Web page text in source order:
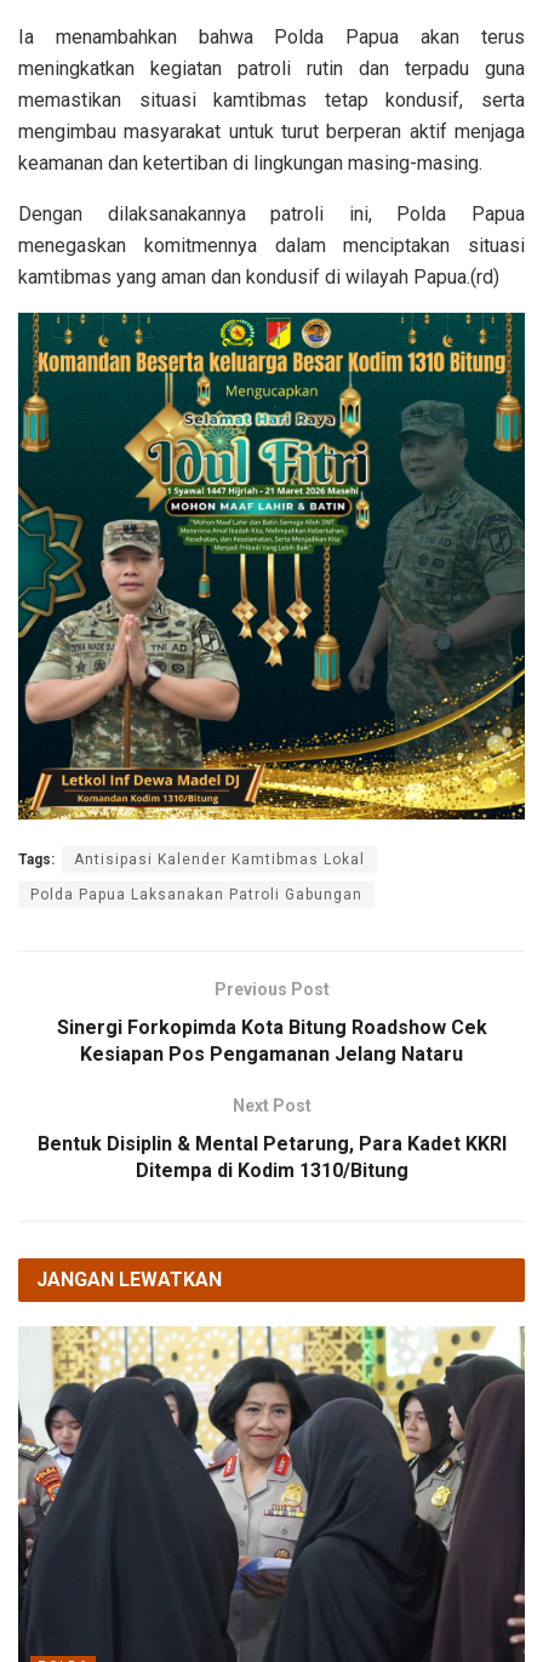
Ia menambahkan bahwa Polda Papua akan terus
meningkatkan kegiatan patroli rutin dan terpadu guna
memastikan situasi kamtibmas tetap kondusif, serta
mengimbau masyarakat untuk turut berperan aktif menjaga
keamanan dan ketertiban di lingkungan masing-masing.
Dengan dilaksanakannya patroli ini, Polda Papua
menegaskan komitmennya dalam menciptakan situasi
kamtibmas yang aman dan kondusif di wilayah Papua.(rd)
Tags: Antisipasi Kalender Kamtibmas Lokal
Polda Papua Laksanakan Patroli Gabungan
Previous Post
Sinergi Forkopimda Kota Bitung Roadshow Cek
Kesiapan Pos Pengamanan Jelang Nataru
Next Post
Bentuk Disiplin & Mental Petarung, Para Kadet KKRI
Ditempa di Kodim 1310/Bitung
JANGAN LEWATKAN